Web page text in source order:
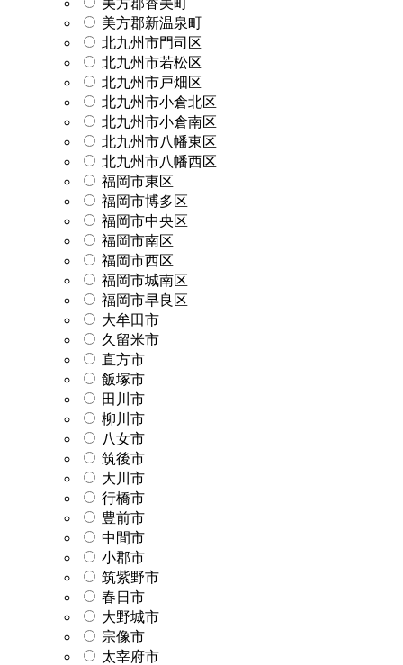
美方郡新温泉町
北九州市門司区
北九州市若松区
北九州市戸畑区
北九州市小倉北区
北九州市小倉南区
北九州市八幡東区
北九州市八幡西区
福岡市東区
福岡市博多区
福岡市中央区
福岡市南区
福岡市西区
福岡市城南区
福岡市早良区
大牟田市
久留米市
直方市
飯塚市
田川市
柳川市
八女市
筑後市
大川市
行橋市
豊前市
中間市
小郡市
筑紫野市
春日市
大野城市
宗像市
太宰府市